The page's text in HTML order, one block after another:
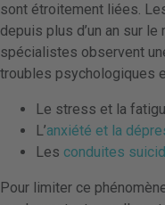
sont étroitement liées.
depuis plus d’un an sur
spécialistes observent
troubles psychologiques
Le stress et la
L’anxiété et la
Les conduites
Pour limiter ce